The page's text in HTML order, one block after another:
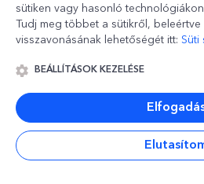
Személyre szabott pamut póló
gyerekeknek, tájképpel
4 723 Ft3 306 Ft 4
sütiken vagy hasonló
Tudj meg többet a sütikről,
visszavonásának lehetőségét itt: Süti
BEÁLLÍTÁSOK KEZELÉSE